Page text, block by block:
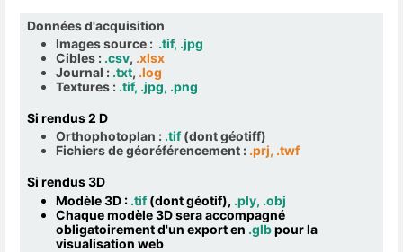
Données d'acquisition
Images source : .tif, .jpg
Cibles : .csv, .xlsx
Journal : .txt, .log
Textures : .tif, .jpg, .png
Si rendus 2 D
Orthophotoplan : .tif(dont géotiff)
Fichiers de géoréférencement : .prj, .twf
Si rendus 3D
Modèle 3D : .tif(dont géotif), .ply, .obj
Chaque modèle 3D sera accompagné
obligatoirement d'un export en .glbpour la
visualisation web